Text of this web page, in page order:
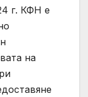
г. КФН е
на